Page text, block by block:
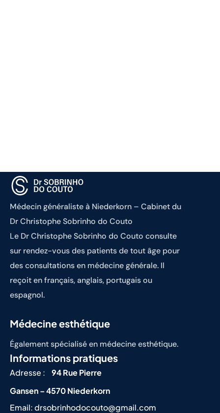
Médecin généraliste à Niederkorn – Cabinet du
Dr Christophe Sobrinho do Couto
Le Dr Christophe Sobrinho do Couto consulte
sur rendez-vous des patients de tout âge pour
des consultations en médecine générale. Il
reçoit en français, anglais, portugais ou
espagnol.
Médecine esthétique
Également spécialisé en médecine esthétique.
Informations pratiques
Adresse :
94 Rue Pierre
Gansen – 4570 Niederkorn
Email:drsobrinhodocouto@gmail.com